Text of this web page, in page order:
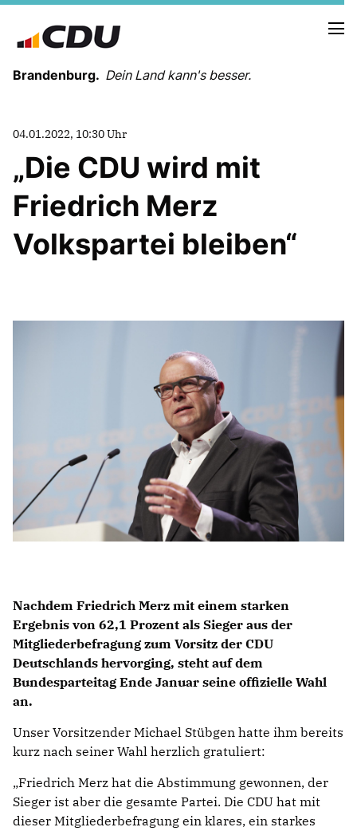
Brandenburg. Dein Land kann's besser.
LANDESVORSTAND
LANDESGESCHÄFTSSTELLE
ORGANISATION
KREISVERBÄNDE
PARTEIGERICHT
IM LANDTAG
IN DER LANDESREGIERUNG
IM BUNDESTAG
IM EUROPÄISCHEN PARLAMENT
NEWSLETTER ABONNIEREN
BILDER
SPENDEN
Mitglied werden
04.01.2022, 10:30 Uhr
Die CDU wird mit
Friedrich Merz
Volkspartei bleiben“
Nachdem Friedrich Merz mit einem starken
Ergebnis von 62,1 Prozent als Sieger aus der
Mitgliederbefragung zum Vorsitz der CDU
Deutschlands hervorging, steht auf dem
Bundesparteitag Ende Januar seine offizielle Wahl
an.
Unser Vorsitzender Michael Stübgen hatte ihm bereits
kurz nach seiner Wahl herzlich gratuliert:
Friedrich Merz hat die Abstimmung gewonnen, der
Sieger ist aber die gesamte Partei. Die CDU hat mit
dieser Mitgliederbefragung ein klares, ein starkes